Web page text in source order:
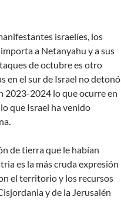
israelíes, los
a Netanyahu y a sus
de octubre es otro
en el sur de Israel no detonó
2023-2024 lo que ocurre en
que Israel ha venido
de tierra que le habían
es la más cruda expresión
el territorio y los recursos
y de la Jerusalén